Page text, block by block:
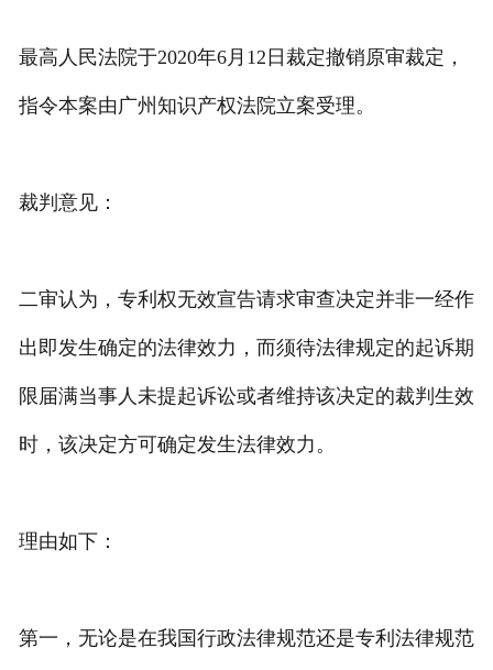
最高人民法院于2020年6月12日裁定撤销原审裁定，
指令本案由广州知识产权法院立案受理。
裁判意见：
二审认为，专利权无效宣告请求审查决定并非一经作
出即发生确定的法律效力，而须待法律规定的起诉期
限届满当事人未提起诉讼或者维持该决定的裁判生效
时，该决定方可确定发生法律效力。
理由如下：
第一，无论是在我国行政法律规范还是专利法律规范